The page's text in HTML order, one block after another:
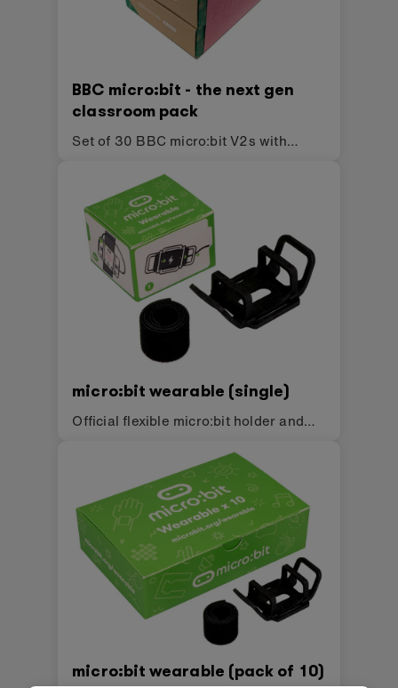
BBC micro:bit - the next gen
classroom pack
Set of 30 BBC micro:bit V2s with
micro:bit wearable (single)
Official flexible micro:bit holder and
micro:bit wearable (pack of 10)